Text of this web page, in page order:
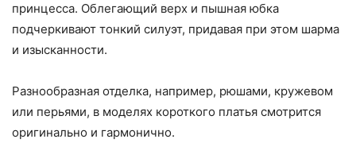
принцесса. Облегающий верх и пышная юбка
подчеркивают тонкий силуэт, придавая при этом шарма
и изысканности.
Разнообразная отделка, например, рюшами, кружевом
или перьями, в моделях короткого платья смотрится
оригинально и гармонично.